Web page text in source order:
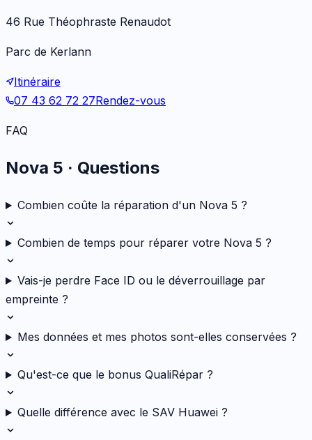
46 Rue Théophraste Renaudot
Parc de Kerlann
Itinéraire
07 43 62 72 27Rendez-vous
FAQ
Nova 5 · Questions
Combien coûte la réparation d'un Nova 5 ?
Combien de temps pour réparer votre Nova 5 ?
Vais-je perdre Face ID ou le déverrouillage par
empreinte ?
Mes données et mes photos sont-elles conservées ?
Qu'est-ce que le bonus QualiRépar ?
Quelle différence avec le SAV Huawei ?